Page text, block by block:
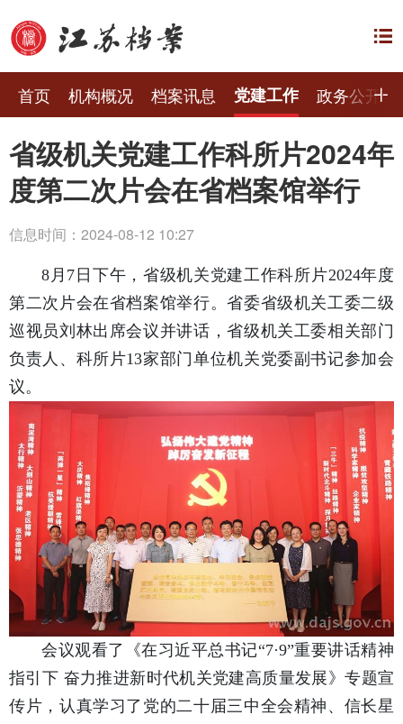
首页 机构概况 档案讯息 党建工作 政务公开
省级机关党建工作科所片2024年
度第二次片会在省档案馆举行
信息时间：2024-08-12 10:27
8月7日下午，省级机关党建工作科所片2024年度
第二次片会在省档案馆举行。省委省级机关工委二级
巡视员刘林出席会议并讲话，省级机关工委相关部门
负责人、科所片13家部门单位机关党委副书记参加会
议。
会议观看了《在习近平总书记“7·9”重要讲话精神
指引下 奋力推进新时代机关党建高质量发展》专题宣
传片，认真学习了党的二十届三中全会精神、信长星